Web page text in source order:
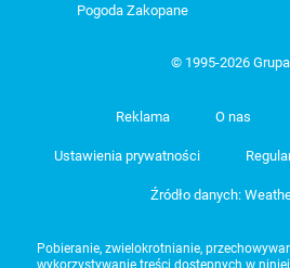
Pogoda Zakopane
© 1995-2026
Reklama O nas
Ustawienia prywatności
Źródło danych:
Pobieranie, zwielokrotnianie,
wykorzystywanie treści dostępnych w